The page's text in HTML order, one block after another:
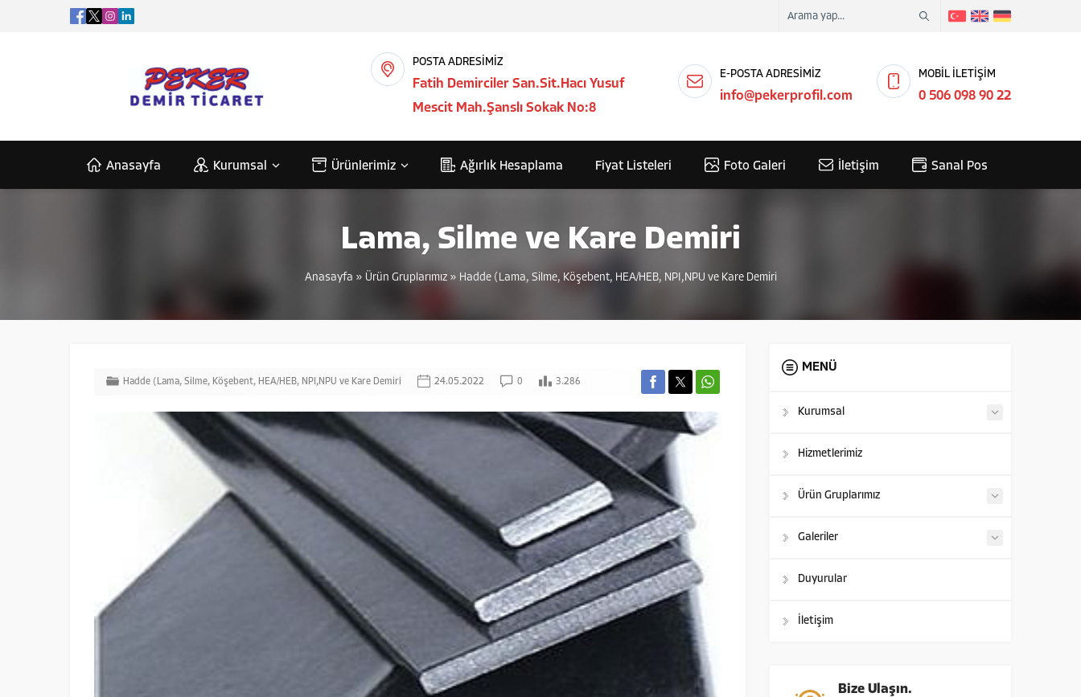
POSTA ADRESİMİZ
Fatih Demirciler San.Sit.Hacı Yusuf
Mescit Mah.Şanslı Sokak No:8
E-POSTA ADRESİMİZ
info@pekerprofil.com
MOBİL İLETİŞİM
0 506 098 90 22
Anasayfa Kurumsal Ürünlerimiz Ağırlık Hesaplama Fiyat Listeleri Foto Galeri İletişim Sanal Pos
Lama, Silme ve Kare Demiri
Anasayfa » Ürün Gruplarımız» Hadde (Lama, Silme, Köşebent, HEA/HEB, NPI,NPU ve Kare Demiri
Hadde (Lama, Silme, Köşebent, HEA/HEB, NPI,NPU ve Kare Demiri 24.05.2022 0 3.286
MENÜ
Kurumsal
Hizmetlerimiz
Ürün Gruplarımız
Galeriler
Duyurular
İletişim
Bize Ulaşın.